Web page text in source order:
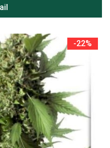
-22%